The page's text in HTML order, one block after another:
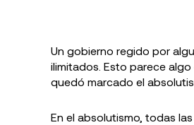
Un gobierno regido por
ilimitados. Esto parece
quedó marcado el
En el absolutismo, todas